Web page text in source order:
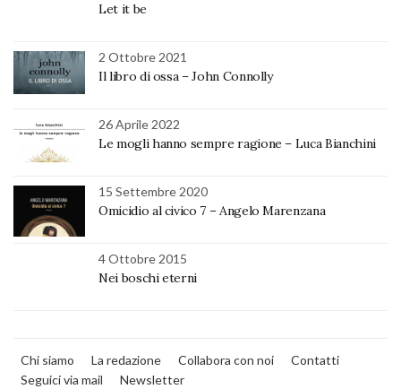
Let it be
2 Ottobre 2021
Il libro di ossa – John Connolly
26 Aprile 2022
Le mogli hanno sempre ragione – Luca Bianchini
15 Settembre 2020
Omicidio al civico 7 – Angelo Marenzana
4 Ottobre 2015
Nei boschi eterni
Chi siamo La redazione Collabora con noi
Contatti
Seguici via mail
Newsletter